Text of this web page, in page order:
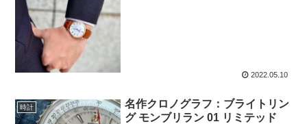
2022.05.10
時計
名作クロノグラフ：ブライトリン
グ モンブリラン 01 リミテッド